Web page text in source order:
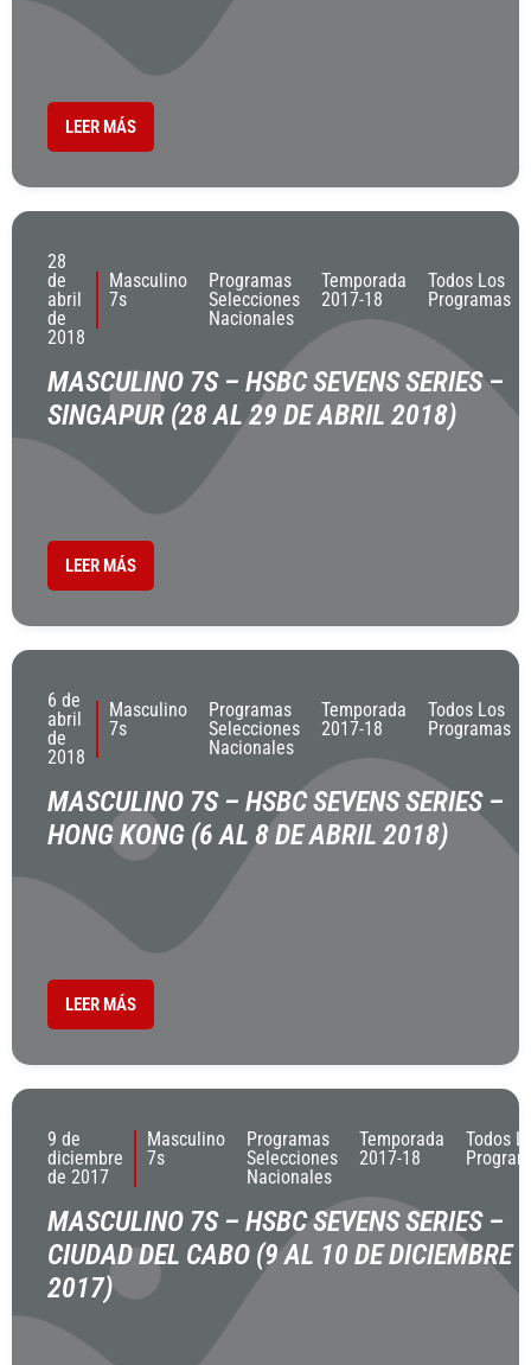
LEER MÁS
28
de
abril
de
2018
Masculino
7s
Programas
Selecciones
Nacionales
Temporada
2017-18
Todos Los
Programas
MASCULINO 7S – HSBC SEVENS SERIES –
SINGAPUR (28 AL 29 DE ABRIL 2018)
LEER MÁS
6 de
abril
de
2018
Masculino
7s
Programas
Selecciones
Nacionales
Temporada
2017-18
Todos Los
Programas
MASCULINO 7S – HSBC SEVENS SERIES –
HONG KONG (6 AL 8 DE ABRIL 2018)
LEER MÁS
9 de
diciembre
de 2017
Masculino
7s
Programas
Selecciones
Nacionales
Temporada
2017-18
Todos
MASCULINO 7S – HSBC SEVENS SERIES –
CIUDAD DEL CABO (9 AL 10 DE DICIEMBRE
2017)